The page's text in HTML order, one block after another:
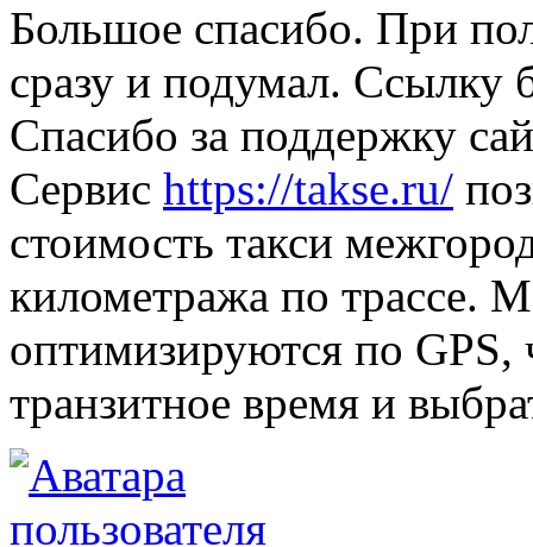
Большое спасибо. При
сразу и подумал. Ссылку
Спасибо за поддержку
Сервис https://takse.ru/
стоимость такси
километража по трассе.
оптимизируются по GPS,
транзитное время и